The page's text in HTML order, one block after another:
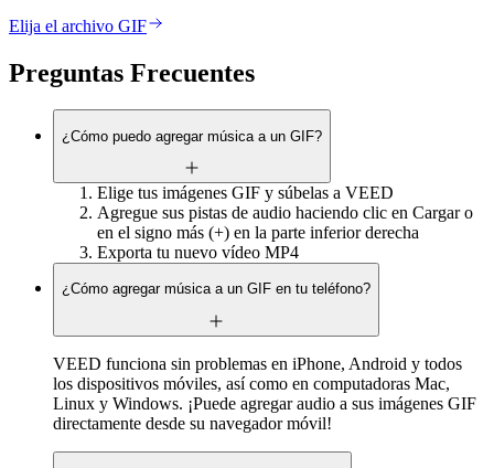
Elija el archivo GIF
Preguntas Frecuentes
¿Cómo puedo agregar música a un GIF?
Elige tus imágenes GIF y súbelas a VEED
Agregue sus pistas de audio haciendo clic en Cargar o
en el signo más (+) en la parte inferior derecha
Exporta tu nuevo vídeo MP4
¿Cómo agregar música a un GIF en tu teléfono?
VEED funciona sin problemas en iPhone, Android y todos
los dispositivos móviles, así como en computadoras Mac,
Linux y Windows. ¡Puede agregar audio a sus imágenes GIF
directamente desde su navegador móvil!